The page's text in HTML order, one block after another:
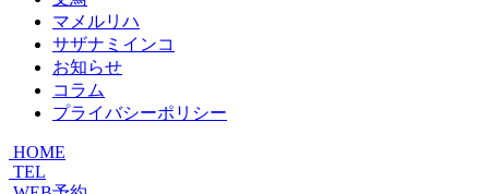
マメルリハ
サザナミインコ
お知らせ
コラム
プライバシーポリシー
HOME
TEL